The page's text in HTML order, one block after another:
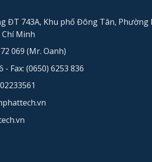
ĐT 743A, Khu phố Đông Tân, Phường
Minh
069 (Mr. Oanh)
- Fax: (0650) 6253​ 836